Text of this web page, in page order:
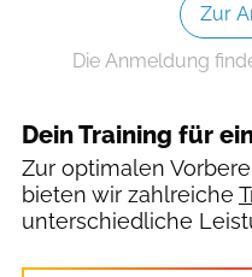
Zur
Die Anmeldung
Dein Training für
Zur optimalen
bieten wir zahlreiche
unterschiedliche